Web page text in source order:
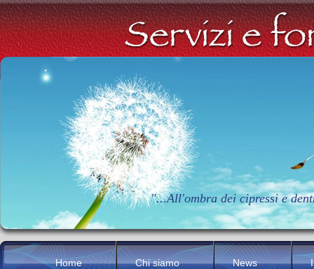
"...All'ombra dei cipressi e
Home Chi siamo News